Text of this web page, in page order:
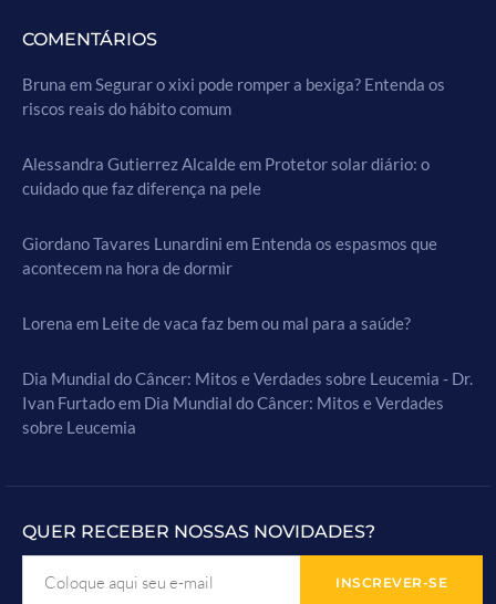
COMENTÁRIOS
Bruna emSegurar o xixi pode romper a bexiga? Entenda os
riscos reais do hábito comum
Alessandra Gutierrez Alcaldeem Protetor solar diário: o
cuidado que faz diferença na pele
Giordano Tavares Lunardini em Entenda os espasmos que
acontecem na hora de dormir
Lorena em Leite de vaca faz bem ou mal para a saúde?
Dia Mundial do Câncer: Mitos e Verdades sobre Leucemia - Dr.
Ivan Furtadoem Dia Mundial do Câncer: Mitos e Verdades
sobre Leucemia
QUER RECEBER NOSSAS NOVIDADES?